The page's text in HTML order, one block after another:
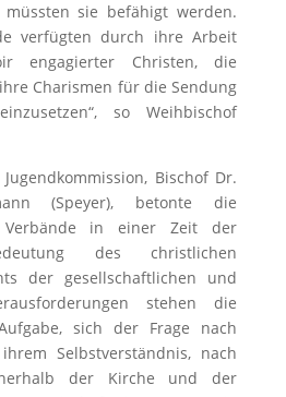
müssten sie befähigt werden.
verfügten durch ihre Arbeit
engagierter Christen, die
Charismen für die Sendung
so Weihbischof
Bischof Dr.
(Speyer), betonte die
Verbände in einer Zeit der
des christlichen
der gesellschaftlichen und
stehen die
sich der Frage nach
Selbstverständnis, nach
der Kirche und der